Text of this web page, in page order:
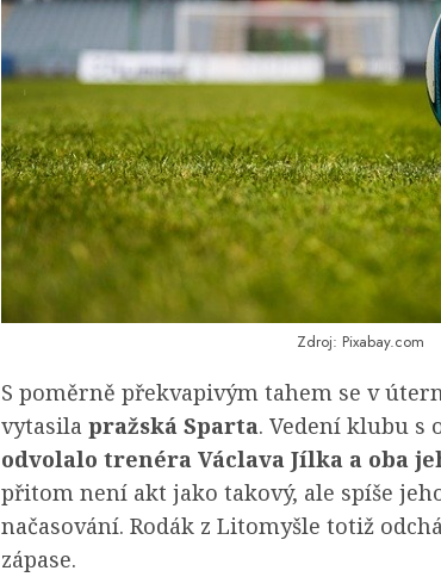
Zdroj: Pixabay.com
S poměrně překvapivým tahem se v
vytasila pražská Sparta. Vedení klubu s
odvolalo trenéra Václava Jílka a oba
přitom není akt jako takový, ale spíše
načasování. Rodák z Litomyšle totiž
zápase.